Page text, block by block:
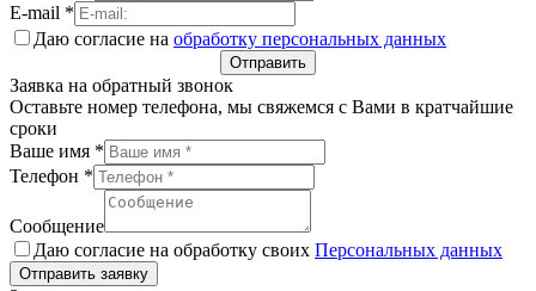
E-mail *
Даю согласие на обработку персональных данных
Отправить
Заявка на обратный звонок
Оставьте номер телефона, мы свяжемся с Вами в кратчайшие
сроки
Ваше имя *
Телефон *
Сообщение
Даю согласие на обработку своих Персональных данных
Отправить заявку